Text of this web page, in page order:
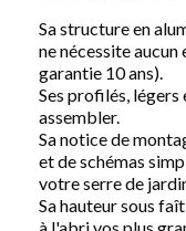
Sa structure en
ne nécessite
garantie 10 ans).
Ses profilés,
assembler.
Sa notice de
et de schémas
votre serre de
Sa hauteur sous
à l'abri vos plus